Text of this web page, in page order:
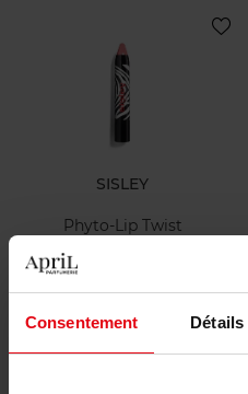
Consentement Détails
SISLEY
Phyto-Lip Twist